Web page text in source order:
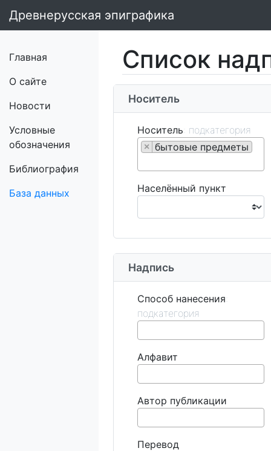
Древнерусская эпиграфика
Главная
О сайте
Новости
Условные
обозначения
Библиография
База данных
Список
Носитель
Носитель
× бытовые предметы
Населённый пункт
Надпись
Способ нанесения
Алфавит
Автор публикации
Перевод